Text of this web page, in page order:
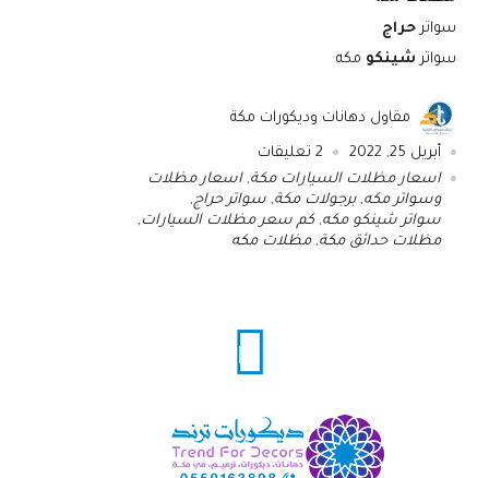
سواترحراج
سواتر شينكو مكه
مقاول دهانات وديكورات مكة
أبريل 25, 2022 2 تعليقات
اسعار مظلات السيارات مكة,اسعار مظلات
وسواتر مكه,برجولات مكة, سواتر حراج,
سواتر شينكو مكه, كم سعر مظلات السيارات ,
مظلات حدائق مكة,مظلات مكه